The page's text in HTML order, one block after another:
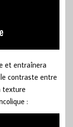
et entraînera
contraste entre
texture
: